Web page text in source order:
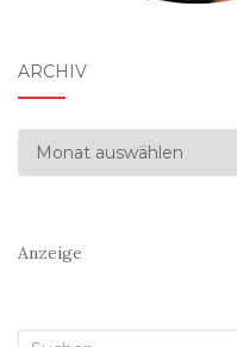
ARCHIV
Archiv
Anzeige